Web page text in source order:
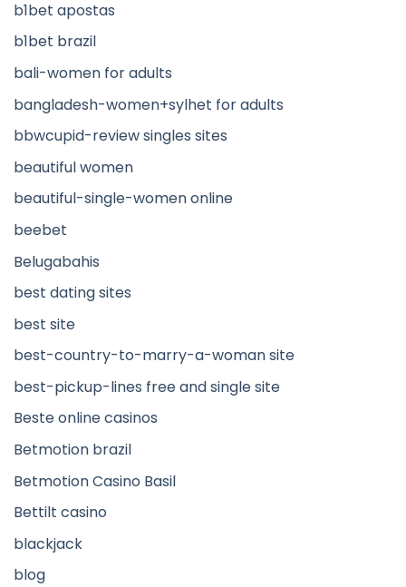
b1bet apostas
b1bet brazil
bali-women for adults
bangladesh-women+sylhet for adults
bbwcupid-review singles sites
beautiful women
beautiful-single-women online
beebet
Belugabahis
best dating sites
best site
best-country-to-marry-a-woman site
best-pickup-lines free and single site
Beste online casinos
Betmotion brazil
Betmotion Casino Basil
Bettilt casino
blackjack
blog